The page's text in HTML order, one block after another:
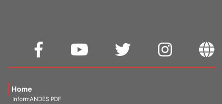
Home
InformANDES PDF